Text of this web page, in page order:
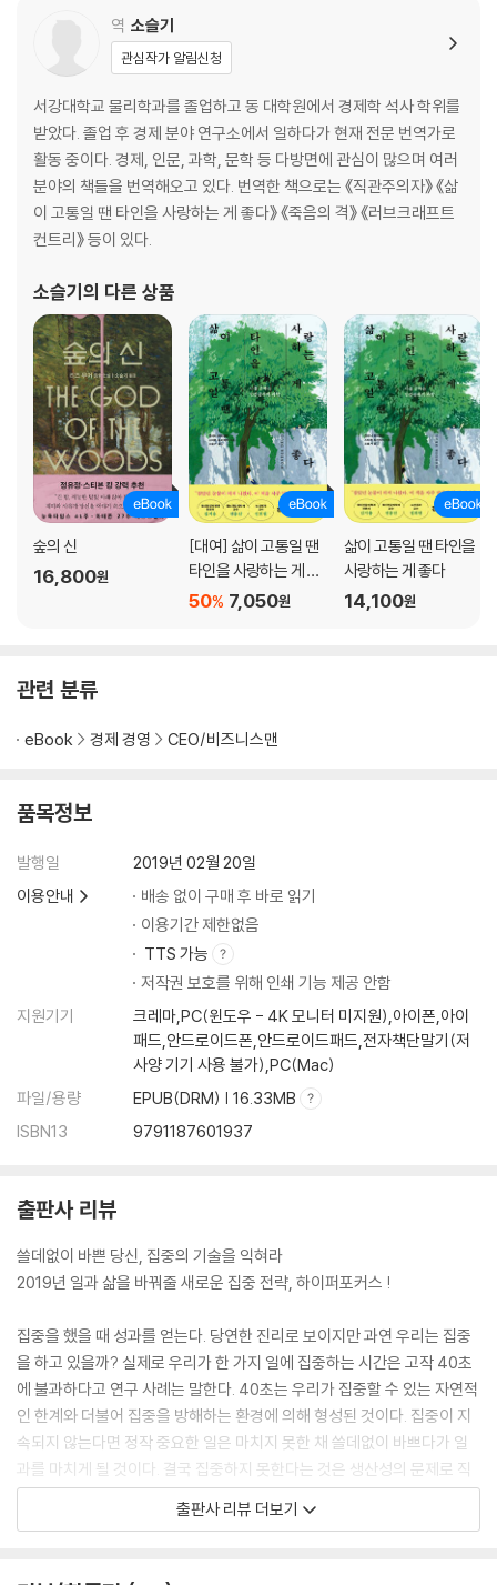
- 집에서 하이퍼포커스 상태 들어가기
- 하이퍼포커스에 대한 저항감과 싸우는 4가지 (추가적인) 방법
- 하이퍼포커스의 힘
- 방황하는 마음의 힘
2부 스캐터포커스
6장 두뇌에 숨어있는 창의적인 상태
- 스캐터포커스란
- 우리가 스캐터포커스 상태를 꺼리는 이유
- 스캐터포커스 유형 3가지
- 하이퍼포커스가 스캐터포커스에 도움이 되는 이유
- 지루함에 관해 다시 생각하기
7장 주의력 재충전하기
- 더 상쾌한 휴식 취하기
- 시기 가늠하기
- 잠자기
- 휴식은 게으름이 아니다
8장 점 잇기
- 창의력 키우기
9장 점 수집하기
- 점의 가치
- 스캐터포커스 상태로 들어가는 습관을 들이자
10장 협력작용
- 하이퍼포커스와 스캐터포커스 섞어서 사용하기
- 에너지 수준에 맞춰 일하기
- 알코올과 카페인 전략적으로 섭취하기
- 개방형 사무실
- 집중 의식 만들기
- 주의력을 잘 관리했을 때 발휘하는 힘
역 소슬기
관심작가 알림신청
서강대학교 물리학과를 졸업하고 동 대학원에서 경제학 석사 학위를
받았다. 졸업 후 경제 분야 연구소에서 일하다가 현재 전문 번역가로
활동 중이다. 경제, 인문, 과학, 문학 등 다방면에 관심이 많으며 여러
분야의 책들을 번역해오고 있다. 번역한 책으로는 《직관주의자》 《삶
이 고통일 땐 타인을 사랑하는 게 좋다》 《죽음의 격》 《러브크래프트
컨트리》 등이 있다.
소슬기 의 다른 상품
숲의 신
16,800원
[대여] 삶이 고통일 땐
타인을 사랑하는 게 좋
다
7,050원
50%
삶이 고통일 땐 타인을
사랑하는 게 좋다
14,100원
관련 분류
eBook 경제 경영 CEO/비즈니스맨
품목정보
발행일
2019년 02월 20일
이용안내
배송 없이 구매 후 바로 읽기
이용기간 제한없음
TTS 가능
저작권 보호를 위해 인쇄 기능 제공 안함
지원기기
크레마,PC(윈도우 - 4K 모니터 미지원),아이폰,아이
패드,안드로이드폰,안드로이드패드,전자책단말기(저
사양 기기 사용 불가),PC(Mac)
파일/용량
EPUB(DRM) | 16.33MB
ISBN13
9791187601937
출판사 리뷰
쓸데없이 바쁜 당신, 집중의 기술을 익혀라
2019년 일과 삶을 바꿔줄 새로운 집중 전략, 하이퍼포커스 !
집중을 했을 때 성과를 얻는다. 당연한 진리로 보이지만 과연 우리는 집중
을 하고 있을까? 실제로 우리가 한 가지 일에 집중하는 시간은 고작 40초
에 불과하다고 연구 사례는 말한다. 40초는 우리가 집중할 수 있는 자연적
인 한계와 더불어 집중을 방해하는 환경에 의해 형성된 것이다. 집중이 지
속되지 않는다면 정작 중요한 일은 마치지 못한 채 쓸데없이 바쁘다가 일
과를 마치게 될 것이다. 결국 집중하지 못한다는 것은 생산성의 문제로 직
결된다.
생산성을 이루는 중요 요소는 3가지로 시간, 에너지 그리고 집중력이다.
출판사 리뷰 더보기